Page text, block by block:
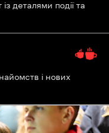
деталями події та
і нових